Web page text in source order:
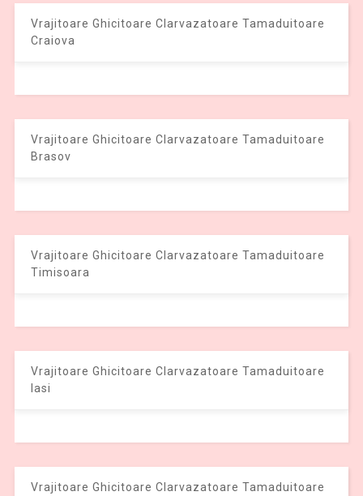
Vrajitoare Ghicitoare Clarvazatoare Tamaduitoare
Craiova
Vrajitoare Ghicitoare Clarvazatoare Tamaduitoare
Brasov
Vrajitoare Ghicitoare Clarvazatoare Tamaduitoare
Timisoara
Vrajitoare Ghicitoare Clarvazatoare Tamaduitoare
Iasi
Vrajitoare Ghicitoare Clarvazatoare Tamaduitoare